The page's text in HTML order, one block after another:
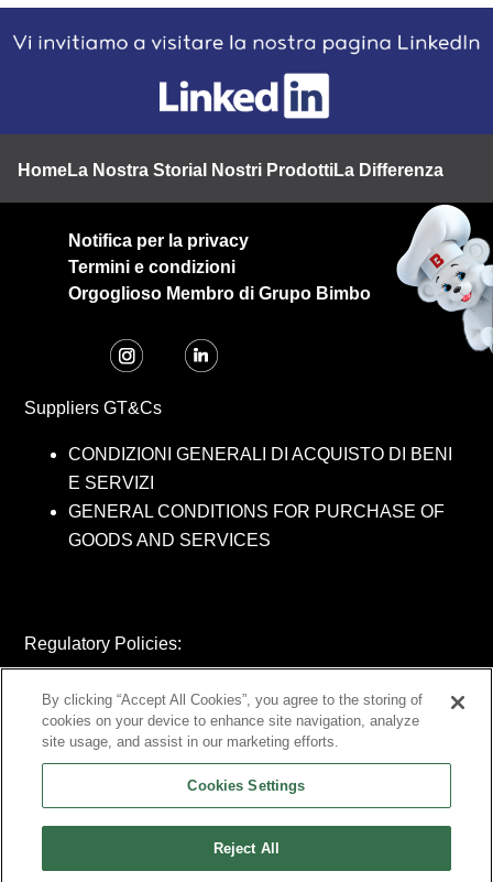
Footer
HomeLa Nostra Storia I Nostri ProdottiLa Differenza BQ
Notifica per la privacy
Termini e condizioni
Orgoglioso Membro di Grupo Bimbo
Suppliers GT&Cs
CONDIZIONI GENERALI DI ACQUISTO DI BENI
E SERVIZI
GENERAL CONDITIONS FOR PURCHASE OF
GOODS AND SERVICES
Regulatory Policies:
MODELLO DI ORGANIZZAZIONE E GESTIONE
AZIENDALE AI SENSI DEL D. LGS. N.231/2001 -
Parte Generale
MODELLO DI ORGANIZZAZIONE E GESTIONE
AZIENDALE AI SENSI DEL D. LGS. N.231/2001 -
PROCEDURA WHISTLEBLOWING
By clicking “Accept All Cookies”, you agree to the storing of
cookies on your device to enhance site navigation, analyze
site usage, and assist in our marketing efforts.
Cookies Settings
Reject All